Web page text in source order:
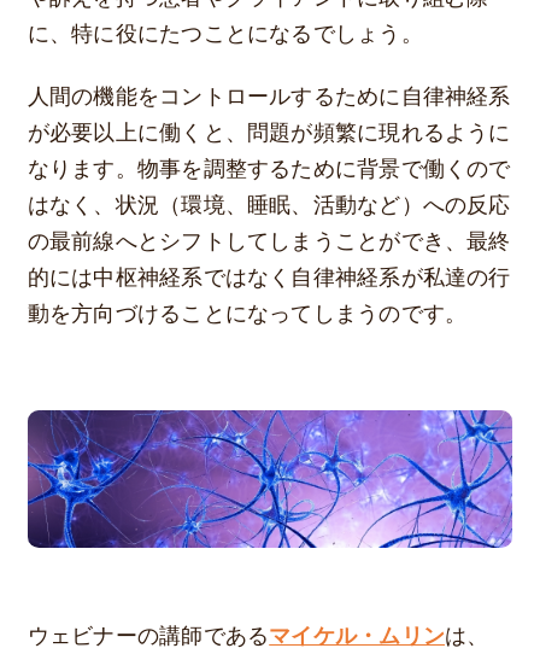
に、特に役にたつことになるでしょう。
人間の機能をコントロールするために自律神経系
が必要以上に働くと、問題が頻繁に現れるように
なります。物事を調整するために背景で働くので
はなく、状況（環境、睡眠、活動など）への反応
の最前線へとシフトしてしまうことができ、最終
的には中枢神経系ではなく自律神経系が私達の行
動を方向づけることになってしまうのです。
ウェビナーの講師であるマイケル・ムリンは、